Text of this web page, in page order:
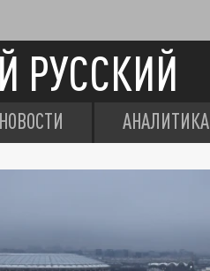
РУССКИЙ
НОВОСТИ АНАЛИТИКА